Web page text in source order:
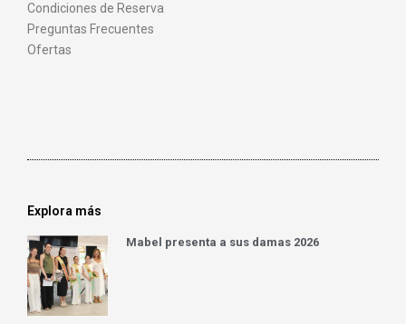
Condiciones de Reserva
Preguntas Frecuentes
Ofertas
Explora más
Mabel presenta a sus damas 2026